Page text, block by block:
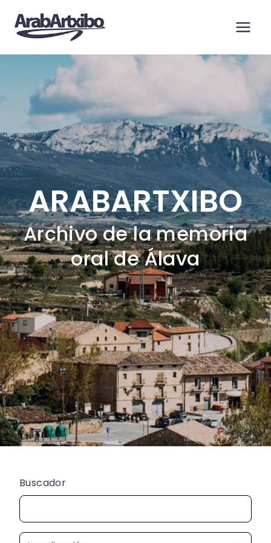
contenido
ARABARTXIBO
Archivo de la memoria
oral de Álava
Buscador